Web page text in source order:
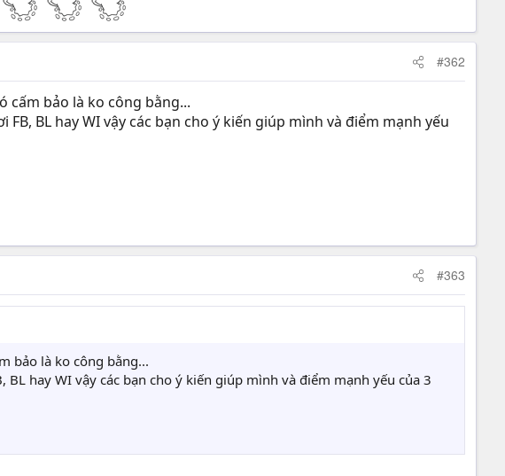
#362
cấm bảo là ko công bằng...
BL hay WI vậy các bạn cho ý kiến giúp mình và điểm mạnh yếu
#363
bảo là ko công bằng...
hay WI vậy các bạn cho ý kiến giúp mình và điểm mạnh yếu của 3